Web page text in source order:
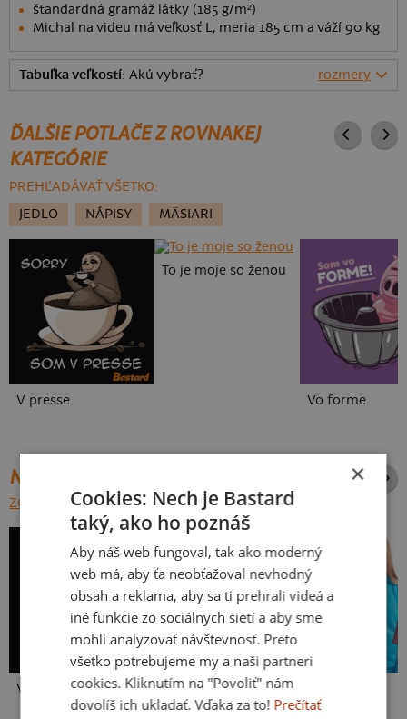
štandardná gramáž látky (185 g/m²)
Michal na videu má veľkosť L, meria 185 cm a váží 90 kg
Tabuľka veľkostí: Akú vybrať? rozmery
ĎALŠIE POTLAČE Z ROVNAKEJ
KATEGÓRIE
PREHĽADÁVAŤ VŠETKO:
JEDLO
NÁPISY MÄSIARI
V presse
To je moje so ženou
Vo forme
NAJPREDÁVANEJŠIE POTLAČE
ZOBRAZIŤ VŠETKY
Vlastná potlač Kakat-du
×
Cookies: Nech je Bastard
taký, ako ho poznáš
Aby náš web fungoval, tak ako moderný
web má, aby ťa neobťažoval nevhodný
obsah a reklama, aby sa ti prehrali videá a
iné funkcie zo sociálnych sietí a aby sme
mohli analyzovať návštevnosť. Preto
všetko potrebujeme my a naši partneri
cookies. Kliknutím na "Povoliť" nám
dovolíš ich ukladať. Vďaka za to! Prečítať